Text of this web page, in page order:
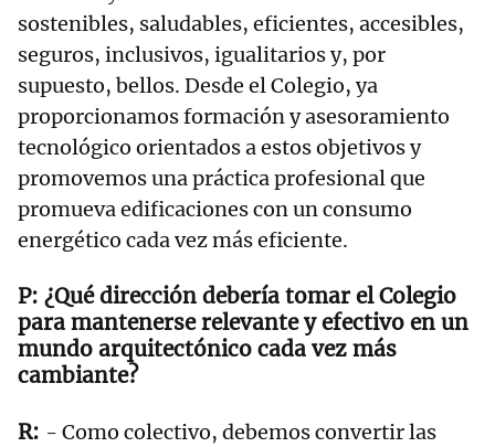
sostenibles, saludables, eficientes, accesibles,
seguros, inclusivos, igualitarios y, por
supuesto, bellos. Desde el Colegio, ya
proporcionamos formación y asesoramiento
tecnológico orientados a estos objetivos y
promovemos una práctica profesional que
promueva edificaciones con un consumo
energético cada vez más eficiente.
¿Qué dirección debería tomar el Colegio
para mantenerse relevante y efectivo en un
mundo arquitectónico cada vez más
cambiante?
- Como colectivo, debemos convertir las